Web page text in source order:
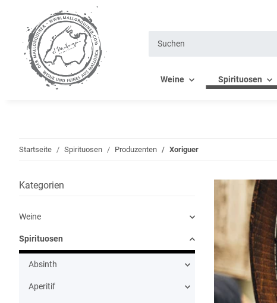
Weine Spirituosen
Startseite Spirituosen Produzenten Xoriguer
Kategorien
Weine
Spirituosen
Absinth
Aperitif